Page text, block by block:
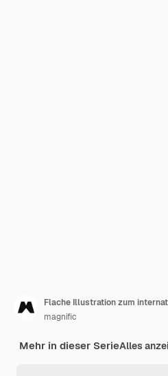
magnific
Mehr in dieser SerieAlles